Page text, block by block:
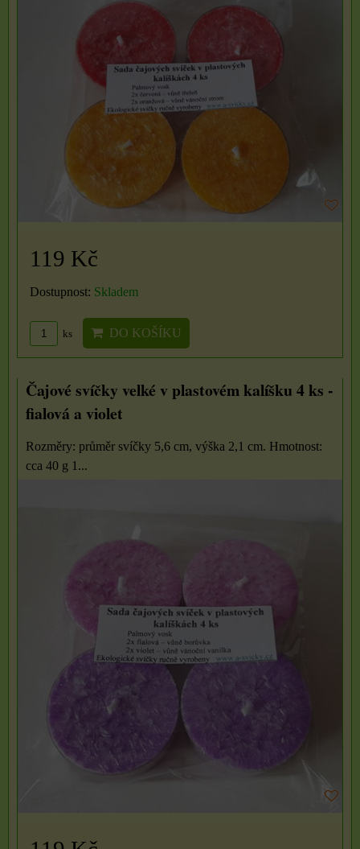
119 Kč
Dostupnost: Skladem
ks DO KOŠÍKU
Čajové svíčky velké v plastovém kalíšku 4 ks -
fialová a violet
Rozměry: průměr svíčky 5,6 cm, výška 2,1 cm. Hmotnost:
cca 40 g 1...